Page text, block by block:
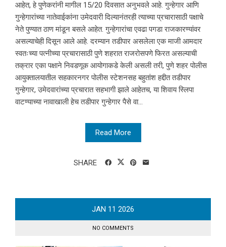
आहेत, हे पुणेकरांनी मागील 15/20 दिवसात अनुभवले आहे. गुन्हेगार आणि
गुन्हेगारांच्या नातेवाईकांना उमेदवारी दिल्यानंतरही त्याच्या प्रचारासाठी पक्षाचे
नेते पुण्यात ठाण मांडून बसले आहेत. गुन्हेगारांचा एवढा पगडा राजकारण्यांवर
असल्याचेही दिसून आले आहे. दरम्यान तडीपार असलेला एक माजी आमदार
स्वतःच्या पत्नीच्या प्रचारासाठी पुणे शहरात राजरोसपणे फिरत असल्याची
तक्रार एका पक्षाने निवडणूक आयोगाकडे केली असली तरी, पुणे शहर पोलीस
आयुक्तालयातील सहकारनगर पोलीस स्टेशनसह बहुतांश हद्दीत तडीपार
गुन्हेगार, उमेदवारांच्या प्रचारात सहभागी झाले आहेतच, या शिवाय स्लिपा
वाटण्याच्या नावाखाली हेच तडीपार गुन्हेगार पैसे वा...
Read More
SHARE
JAN 11 2026
NO COMMENTS